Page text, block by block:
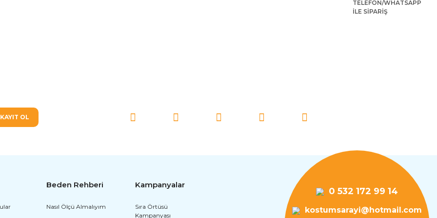
TELEFON/WHATSAPP
İLE SİPARİŞ
KAYIT OL
Beden Rehberi
Nasıl Ölçü Almalıyım
Kampanyalar
Sıra Örtüsü
Kampanyası
0 532 172 99 14
kostumsarayi@hotmail.com